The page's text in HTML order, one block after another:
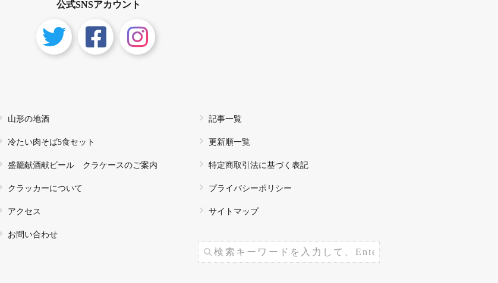
公式SNSアカウント
山形の地酒
冷たい肉そば5食セット
盛籠献酒献ビール クラケースのご案内
クラッカーについて
アクセス
お問い合わせ
記事一覧
更新順一覧
特定商取引法に基づく表記
プライバシーポリシー
サイトマップ